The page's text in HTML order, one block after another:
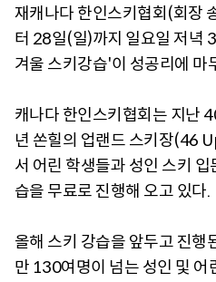
재캐나다 한인스키협회(회장
터 28일(일)까지 일요일 저녁
겨울 스키강습'이 성공리에 마
캐나다 한인스키협회는 지난
년 쏜힐의 업랜드 스키장(46
서 어린 학생들과 성인 스키
습을 무료로 진행해 오고 있다.
올해 스키 강습을 앞두고 진행
만 130여명이 넘는 성인 및 어